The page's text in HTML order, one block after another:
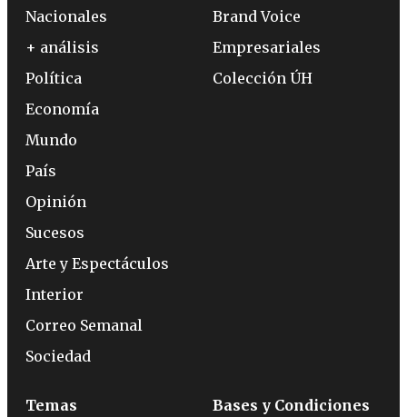
Nacionales
+ análisis
Política
Economía
Mundo
País
Opinión
Sucesos
Arte y Espectáculos
Interior
Correo Semanal
Sociedad
Brand Voice
Empresariales
Colección ÚH
Temas
Bases y Condiciones